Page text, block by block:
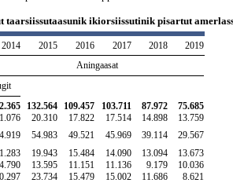
ikiorsiissutinik pisartut
2014 2015 2016 2017 2018
2019
Aningaasat
132.564 109.457 103.711 87.972
75.685
20.310 17.822 17.514 14.898
13.759
54.983 49.521 45.969 39.114
29.567
19.943 15.484 14.090 13.094
13.673
13.595 11.151 11.136 9.179
10.036
23.734 15.479 15.002 11.686
8.621